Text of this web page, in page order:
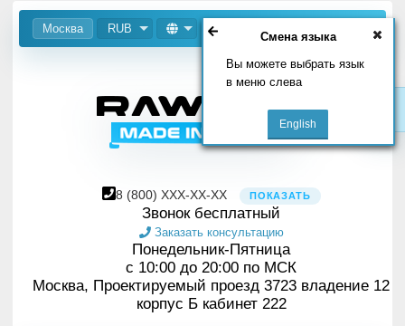
Москва RUB
Смена языка
Вы можете выбрать язык
в меню слева
8 (800) XXX-XX-XX ПОКАЗАТЬ
Звонок бесплатный
Заказать консультацию
Понедельник-Пятница
с 10:00 до 20:00 по МСК
Москва, Проектируемый проезд 3723 владение 12
корпус Б кабинет 222